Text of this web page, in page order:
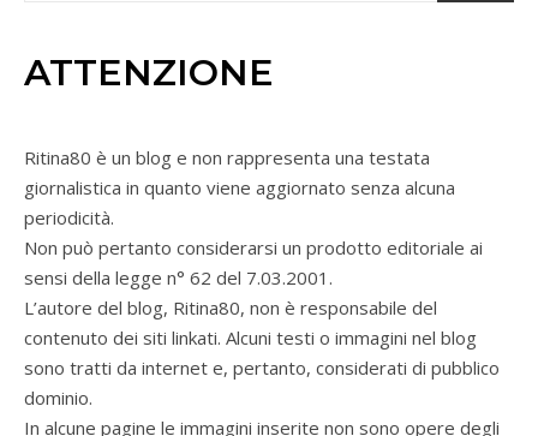
ATTENZIONE
Ritina80 è un blog e non rappresenta una testata
giornalistica in quanto viene aggiornato senza alcuna
periodicità.
Non può pertanto considerarsi un prodotto editoriale ai
sensi della legge n° 62 del 7.03.2001.
L’autore del blog, Ritina80, non è responsabile del
contenuto dei siti linkati. Alcuni testi o immagini nel blog
sono tratti da internet e, pertanto, considerati di pubblico
dominio.
In alcune pagine le immagini inserite non sono opere degli